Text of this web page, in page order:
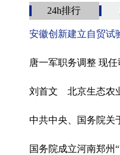
24h排行
安徽创新建立自贸试
唐一军职务调整 现
刘首文 北京生态农
中共中央、国务院关
国务院成立河南郑州